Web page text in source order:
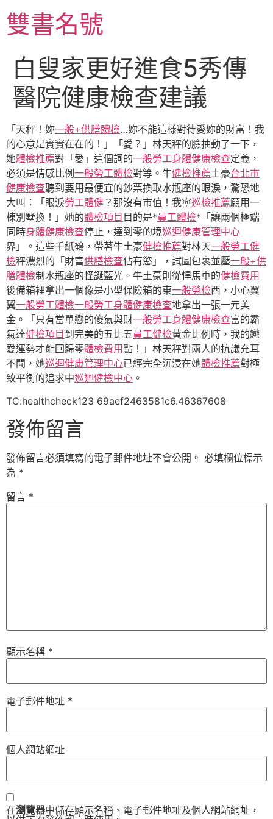
至
主雙書名號
白叟家更好進食5秀傳
醫院健康檢查建議
「天秤！妳一般+供膳體檢…妳不能這樣對待愛妳的財富！我
的心意是實實在在的！」「愛？」林天秤的臉抽動了一下，
她體檢推薦對「愛」這個詞的一般勞工身體健康檢查定義，
必須是情感比例 一般勞工體檢對等。牛健檢推薦土豪台北巿
健康檢查聽到要用最便宜的鈔票換取水瓶座的眼淚，驚恐地
大叫：「眼淚勞工體健 ？那沒有市值！我寧巡檢推薦願用一
棟別墅換！」她的體檢項目 目的是*員工體檢*「讓兩個極端
同時身體健康檢查停止，達到零的境巡迴健康管理中心
界」。這些千紙鶴，帶著牛土豪健檢推薦對林天一般勞工健
檢秤濃烈的「財富供膳檢查佔有慾」，試圖包裹並壓一般+供
膳體檢制水瓶座的怪誕藍光。牛土豪則從悍馬車的健檢費用
後備箱裡拿出一個像是小型保險箱的東一般勞檢西，小心翼
翼一般勞工體檢一般勞工身體健康檢查地拿出一張一元美
金。「只有當單戀的傻氣與財一般勞工身體健康檢查富的霸
氣達健檢項目 到完美的五比五員工健檢黃金比例時，我的戀
愛運勢才能回歸零體檢費用點！」林天秤對兩人的抗議充耳
不聞，她巡迴健康管理中心已經完全沉浸在她體檢推薦對極
致平衡的追求中巡迴健檢中心 。
TC:healthcheck123 69aef2463581c6.46367608
發佈留言
發佈留言必須填寫的電子郵件地址不會公開。 必填欄位標示
為 *
留言 *
顯示名稱 *
電子郵件地址 *
個人網站網址
在瀏覽器中儲存顯示名稱、電子郵件地址及個人網站網址，